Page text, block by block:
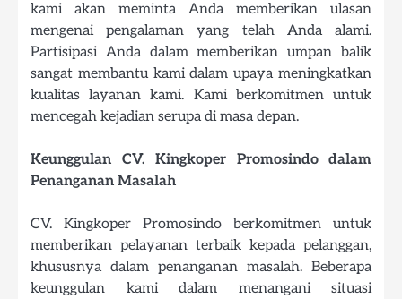
kami akan meminta Anda memberikan ulasan
mengenai pengalaman yang telah Anda alami.
Partisipasi Anda dalam memberikan umpan balik
sangat membantu kami dalam upaya meningkatkan
kualitas layanan kami. Kami berkomitmen untuk
mencegah kejadian serupa di masa depan.
Keunggulan CV. Kingkoper Promosindo dalam
Penanganan Masalah
CV. Kingkoper Promosindo berkomitmen untuk
memberikan pelayanan terbaik kepada pelanggan,
khususnya dalam penanganan masalah. Beberapa
keunggulan kami dalam menangani situasi